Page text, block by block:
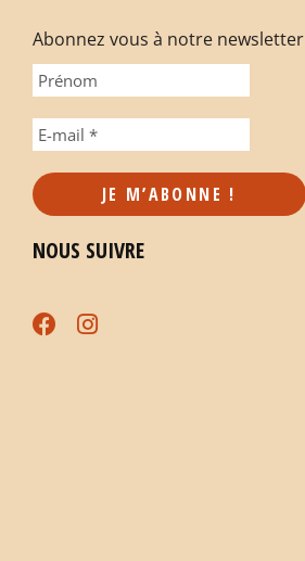
Abonnez vous à notre newsletter
NOUS SUIVRE